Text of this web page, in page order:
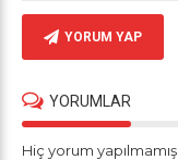
YORUM YAP
YORUMLAR
Hiç yorum yapılmamış.